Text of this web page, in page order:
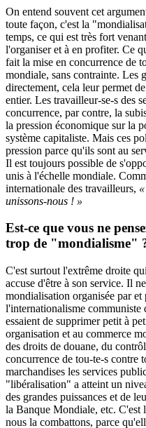
On entend souvent cet
toute façon, c'est la
temps, ce qui est très fort
l'organiser et à en profiter. Ce
fait la mise en concurrence de
mondiale, sans contrainte. Les
directement, cela leur permet
entier. Les travailleur-se-s des
concurrence, par contre, la
la pression économique sur la
système capitaliste. Mais ces
pression parce qu'ils sont au
Il est toujours possible de
unis à l'échelle mondiale.
internationale des travailleurs,
unissons-nous ! »
Est-ce que vous ne
trop de "mondialisme"
C'est surtout l'extrême droite
accuse d'être à son service. Il
mondialisation organisée par
l'internationalisme communiste
essaient de supprimer petit à
organisation et au commerce
des droits de douane, du
concurrence de tou-te-s contre
marchandises les services
"libéralisation" a atteint un
des grandes puissances et de
la Banque Mondiale, etc. C'est
nous la combattons, parce